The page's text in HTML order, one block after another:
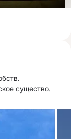
существо.